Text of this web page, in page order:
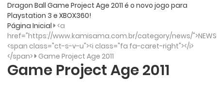
Dragon Ball Game Project Age 2011 é o novo jogo para
Playstation 3 e XBOX360!
Página Inicial <a
href="https://www.kamisama.com.br/category/news/
<span class="ct-s-v-u"><i class="fa fa-caret-right"></i>
</span> Game Project Age 2011
Game Project Age 2011